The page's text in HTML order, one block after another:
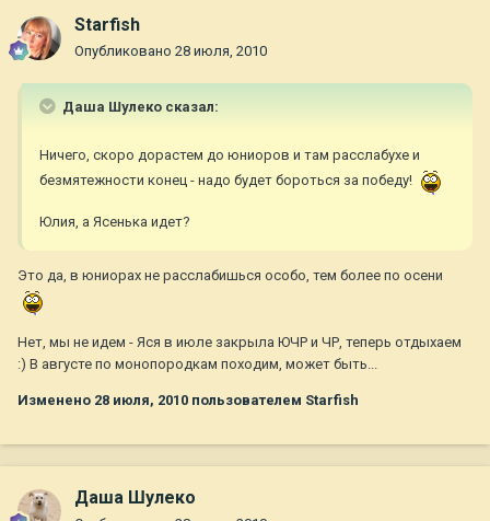
Starfish
Опубликовано 28 июля, 2010
Даша Шулеко сказал:
Ничего, скоро дорастем до юниоров и там расслабухе и
безмятежности конец - надо будет бороться за победу!
Юлия, а Ясенька идет?
Это да, в юниорах не расслабишься особо, тем более по осени
Нет, мы не идем - Яся в июле закрыла ЮЧР и ЧР, теперь отдыхаем
:) В августе по монопородкам походим, может быть...
Изменено 28 июля, 2010 пользователем Starfish
Даша Шулеко